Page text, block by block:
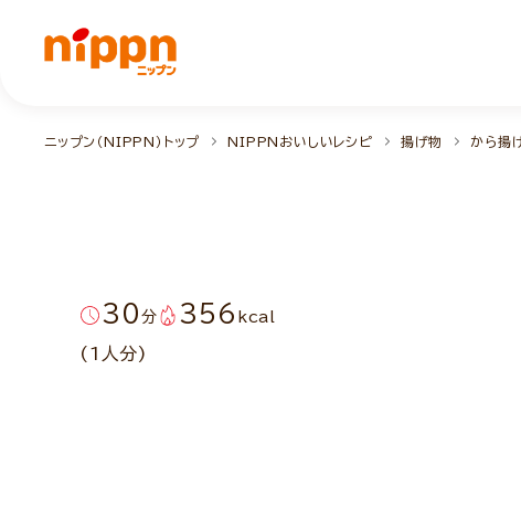
ニップン（NIPPN）トップ NIPPNおいしいレシピ 揚げ物 から揚
30 分 356 kcal
(1人分)